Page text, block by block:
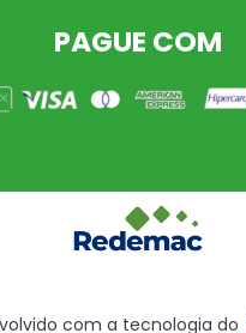
PAGUE COM
com a tecnologia do